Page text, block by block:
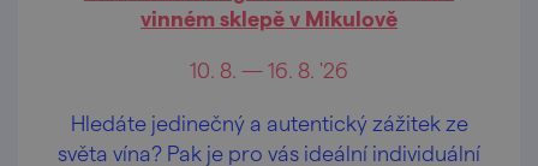
vinném sklepě v Mikulově
10. 8. — 16. 8. '26
Hledáte jedinečný a autentický zážitek ze
světa vína? Pak je pro vás ideální individuální